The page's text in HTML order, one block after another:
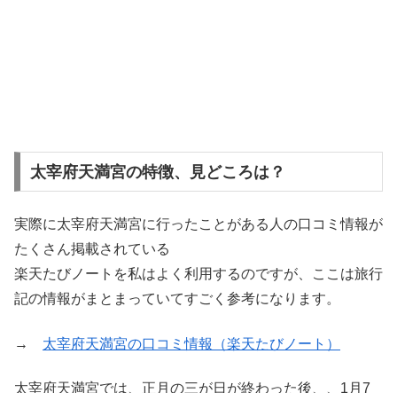
太宰府天満宮の特徴、見どころは？
実際に太宰府天満宮に行ったことがある人の口コミ情報が
たくさん掲載されている
楽天たびノートを私はよく利用するのですが、ここは旅行
記の情報がまとまっていてすごく参考になります。
→ 太宰府天満宮の口コミ情報（楽天たびノート）
太宰府天満宮では、正月の三が日が終わった後、、1月7